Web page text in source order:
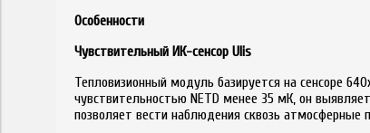
Особенности
Чувствительный ИК-сенсор Ulis
Тепловизионный модуль базируется на сенсоре
чувствительностью NETD менее 35 мК, он
позволяет вести наблюдения сквозь